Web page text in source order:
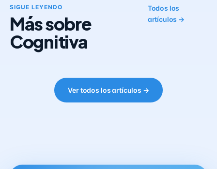
SIGUE LEYENDO
Más sobre
Cognitiva
Todos los
artículos →
Ver todos los artículos →